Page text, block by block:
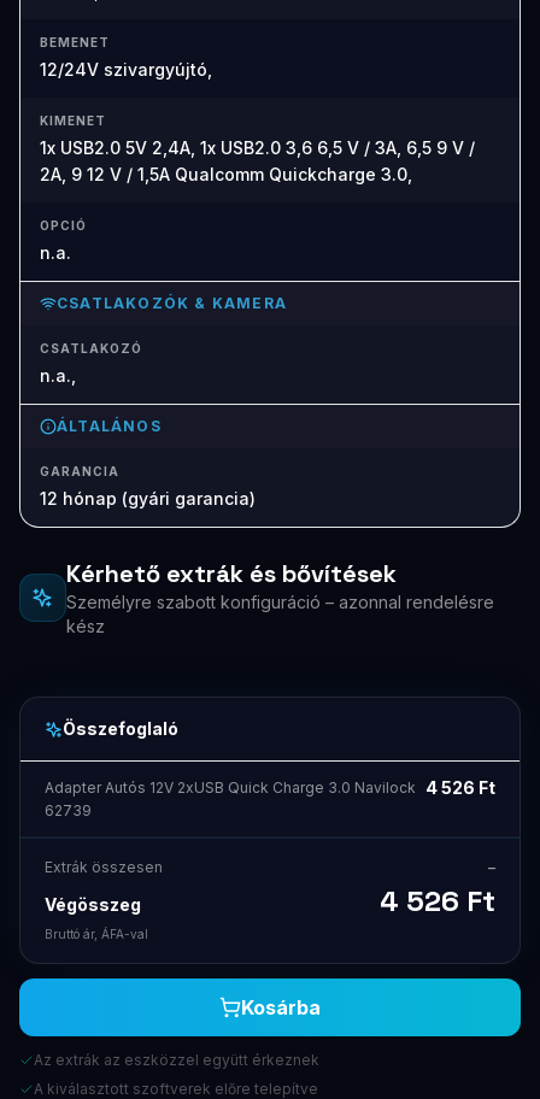
BEMENET
12/24V szivargyújtó,
KIMENET
1x USB2.0 5V 2,4A, 1x USB2.0 3,6 6,5 V / 3A, 6,5 9 V /
2A, 9 12 V / 1,5A Qualcomm Quickcharge 3.0,
OPCIÓ
n.a.
CSATLAKOZÓK & KAMERA
CSATLAKOZÓ
n.a.,
ÁLTALÁNOS
GARANCIA
12 hónap (gyári garancia)
Kérhető extrák és bővítések
Személyre szabott konfiguráció – azonnal rendelésre
kész
Összefoglaló
Adapter Autós 12V 2xUSB Quick Charge 3.0 Navilock
62739
4 526 Ft
Extrák összesen –
Végösszeg 4 526 Ft
Bruttó ár, ÁFA-val
Kosárba
Az extrák az eszközzel együtt érkeznek
A kiválasztott szoftverek előre telepítve